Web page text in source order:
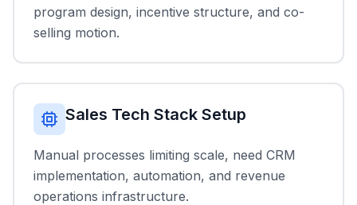
program design, incentive structure, and co-
selling motion.
Sales Tech Stack Setup
Manual processes limiting scale, need CRM
implementation, automation, and revenue
operations infrastructure.